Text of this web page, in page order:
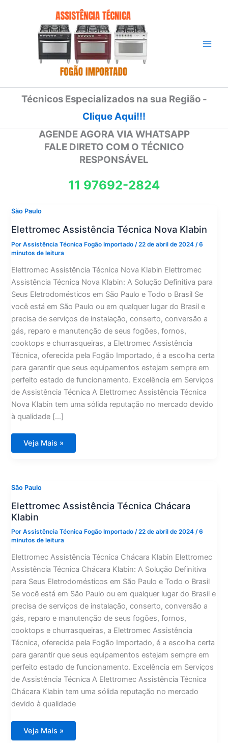
Técnicos Especializados na sua Região -
Clique Aqui!!!
AGENDE AGORA VIA WHATSAPP
FALE DIRETO COM O TÉCNICO
RESPONSÁVEL
11 97692-2824
São Paulo
Elettromec Assistência Técnica Nova Klabin
PorAssistência Técnica Fogão Importado /22 de abril de 2024 /6
minutos de leitura
Elettromec Assistência Técnica Nova Klabin Elettromec
Assistência Técnica Nova Klabin: A Solução Definitiva para
Seus Eletrodomésticos em São Paulo e Todo o Brasil Se
você está em São Paulo ou em qualquer lugar do Brasil e
precisa de serviços de instalação, conserto, conversão a
gás, reparo e manutenção de seus fogões, fornos,
cooktops e churrasqueiras, a Elettromec Assistência
Técnica, oferecida pela Fogão Importado, é a escolha certa
para garantir que seus equipamentos estejam sempre em
perfeito estado de funcionamento. Excelência em Serviços
de Assistência Técnica A Elettromec Assistência Técnica
Nova Klabin tem uma sólida reputação no mercado devido
à qualidade […]
Elettromec
Assistência
Veja Mais »
São Paulo
Elettromec Assistência Técnica Chácara
Klabin
PorAssistência Técnica Fogão Importado/22 de abril de 2024/6
minutos de leitura
Elettromec Assistência Técnica Chácara Klabin Elettromec
Assistência Técnica Chácara Klabin: A Solução Definitiva
para Seus Eletrodomésticos em São Paulo e Todo o Brasil
Se você está em São Paulo ou em qualquer lugar do Brasil e
precisa de serviços de instalação, conserto, conversão a
gás, reparo e manutenção de seus fogões, fornos,
cooktops e churrasqueiras, a Elettromec Assistência
Técnica, oferecida pela Fogão Importado, é a escolha certa
para garantir que seus equipamentos estejam sempre em
perfeito estado de funcionamento. Excelência em Serviços
de Assistência Técnica A Elettromec Assistência Técnica
Chácara Klabin tem uma sólida reputação no mercado
devido à qualidade
Elettromec
Assistência
Veja Mais »